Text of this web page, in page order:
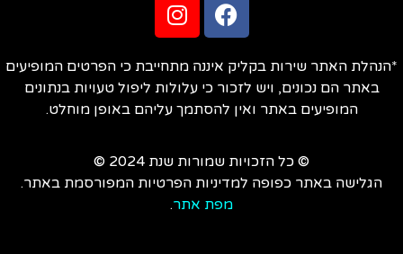
האתר שירות בקליק איננה מתחייבת כי הפרטים המופיעים
באתר הם נכונים, ויש לזכור כי עלולות ליפול טעויות בנתונים
המופיעים באתר ואין להסתמך עליהם באופן מוחלט.
© כל הזכויות שמורות שנת 2024 ©
הגלישה באתר כפופה למדיניות הפרטיות המפורסמת באתר.
מפת אתר.